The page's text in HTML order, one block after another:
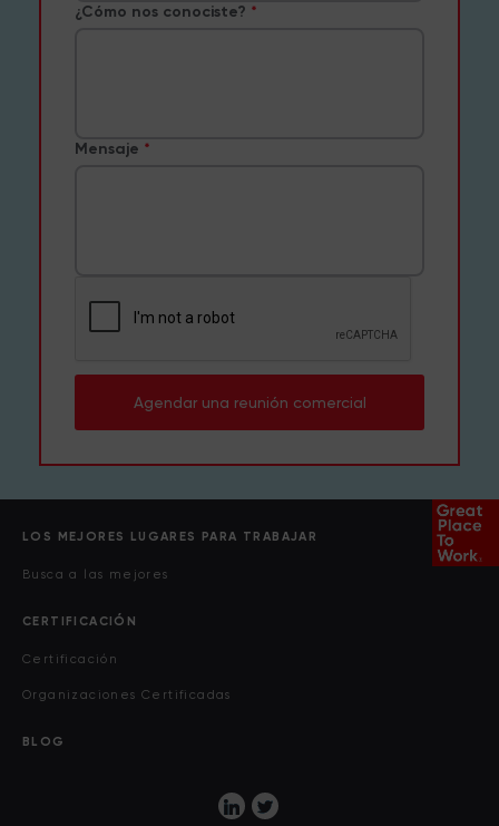
¿Cómo nos conociste?
Mensaje
Agendar una reunión comercial
LOS MEJORES LUGARES PARA TRABAJAR
Busca a las mejores
CERTIFICACIÓN
Certificación
Organizaciones Certificadas
BLOG